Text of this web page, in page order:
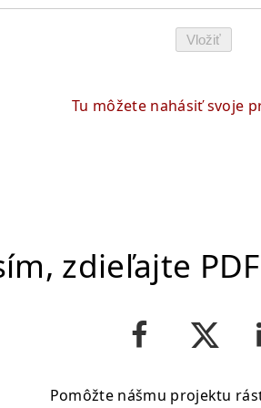
Vložiť
Tu môžete nahásiť svoje
zdieľajte
Pomôžte nášmu projektu